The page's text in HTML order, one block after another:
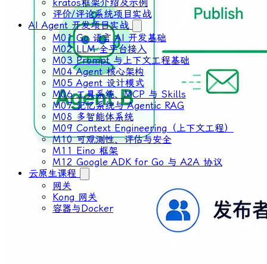
kratos框架介绍及示例
评价/评论系统项目实战
AI Agent 开发项目实战
M01 Go 语言 AI 开发基础
M02 LLM 全平台接入
M03 Prompt 与上下文工程基础
M04 Agent 核心架构
M05 Agent 设计模式
M06 工具系统、MCP 与 Skills
M07 记忆系统与 Agentic RAG
M08 多智能体系统
M09 Context Engineering（上下文工程）
M10 可观测性、评估与安全
M11 Eino 框架
M12 Google ADK for Go 与 A2A 协议
云原生课程
网关
Kong 网关
容器与Docker